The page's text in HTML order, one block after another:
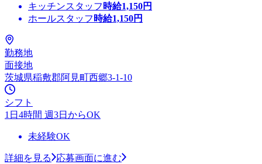
キッチンスタッフ 時給1,150円
ホールスタッフ 時給1,150円
勤務地
面接地
茨城県稲敷郡阿見町西郷3-1-10
シフト
1日4時間 週3日からOK
未経験OK
詳細を見る
応募画面に進む